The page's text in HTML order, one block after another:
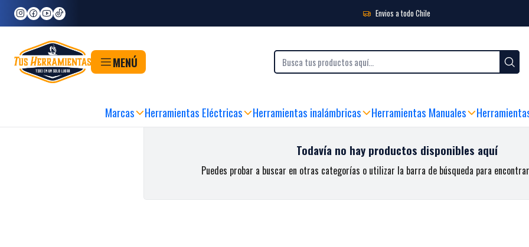
Envios a todo Chile
MENÚ
Marcas Herramientas Eléctricas Herramientas inalámbricas Herramientas Manuales
Inicio Herramientas
Caballetes
Todavía no hay productos disponibles aquí
Puedes probar a buscar en otras categorías o utilizar la barra de búsqueda para